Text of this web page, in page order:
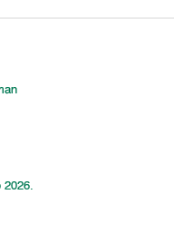
2026.